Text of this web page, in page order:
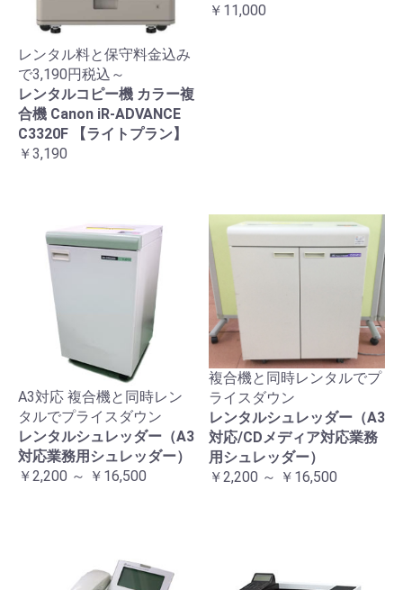
レンタル料と保守料金込み
で3,190円税込～
レンタルコピー機 カラー複
合機 Canon iR-ADVANCE
C3320F 【ライトプラン】
￥3,190
￥11,000
A3対応 複合機と同時レン
タルでプライスダウン
レンタルシュレッダー（A3
対応業務用シュレッダー）
￥2,200 ～ ￥16,500
複合機と同時レンタルでプ
ライスダウン
レンタルシュレッダー（A3
対応/CDメディア対応業務
用シュレッダー）
￥2,200 ～ ￥16,500